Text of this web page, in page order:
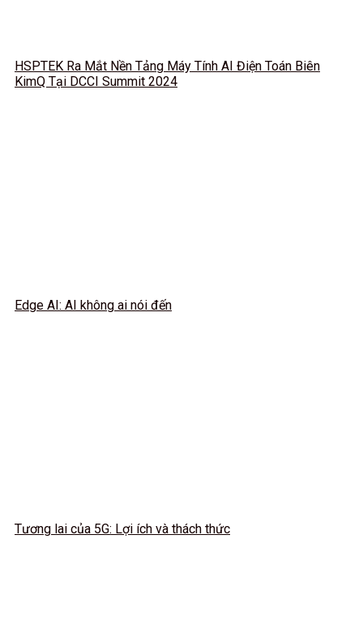
HSPTEK Ra Mắt Nền Tảng Máy Tính AI Điện Toán Biên
KimQ Tại DCCI Summit 2024
Edge AI: AI không ai nói đến
Tương lai của 5G: Lợi ích và thách thức